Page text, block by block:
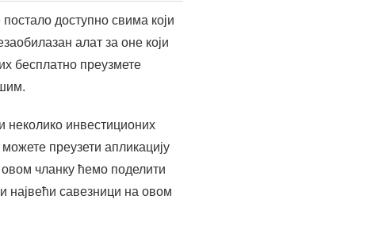
доступно свима који
алат за оне који
бесплатно преузмете
неколико инвестиционих
преузети апликацију
чланку ћемо поделити
највећи савезници на овом